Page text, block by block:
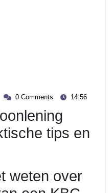
zwart- 0 Comments 14:56
tips en
weten over